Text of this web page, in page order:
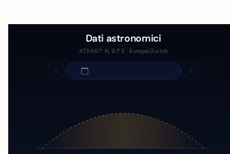
Dati astronomici
47.5667° N, 9.1° E · Europe/Zurich